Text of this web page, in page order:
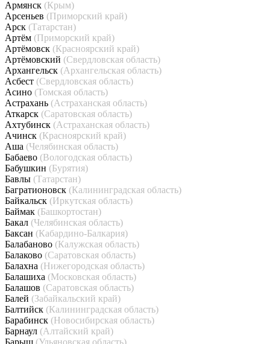
Армянск (Крым)
Арсеньев (Приморский край)
Арск (Татарстан)
Артём (Приморский край)
Артёмовск (Красноярский край)
Артёмовский (Свердловская область)
Архангельск (Архангельская область)
Асбест (Свердловская область)
Асино (Томская область)
Астрахань (Астраханская область)
Аткарск (Саратовская область)
Ахтубинск (Астраханская область)
Ачинск (Красноярский край)
Аша (Челябинская область)
Бабаево (Вологодская область)
Бабушкин (Бурятия)
Бавлы (Татарстан)
Багратионовск (Калининградская область)
Байкальск (Иркутская область)
Баймак (Башкортостан)
Бакал (Челябинская область)
Баксан (Кабардино-Балкария)
Балабаново (Калужская область)
Балаково (Саратовская область)
Балахна (Нижегородская область)
Балашиха (Московская область)
Балашов (Саратовская область)
Балей (Забайкальский край)
Балтийск (Калининградская область)
Барабинск (Новосибирская область)
Барнаул (Алтайский край)